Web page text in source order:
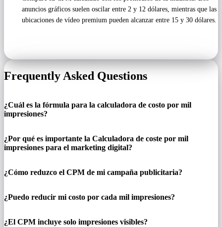
anuncios gráficos suelen oscilar entre 2 y 12 dólares, mientras que las
ubicaciones de vídeo premium pueden alcanzar entre 15 y 30 dólares.
Frequently Asked Questions
¿Cuál es la fórmula para la calculadora de costo por mil
impresiones?
¿Por qué es importante la Calculadora de coste por mil
impresiones para el marketing digital?
¿Cómo reduzco el CPM de mi campaña publicitaria?
¿Puedo reducir mi costo por cada mil impresiones?
¿El CPM incluye solo impresiones visibles?